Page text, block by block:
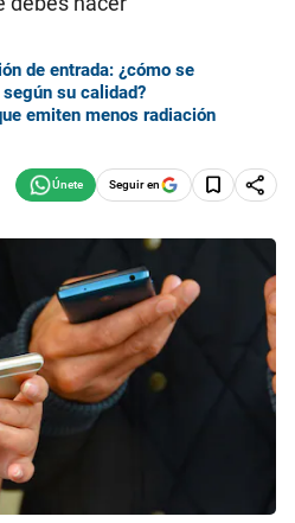
de entrada: ¿cómo se
su calidad?
emiten menos radiación
Seguir en